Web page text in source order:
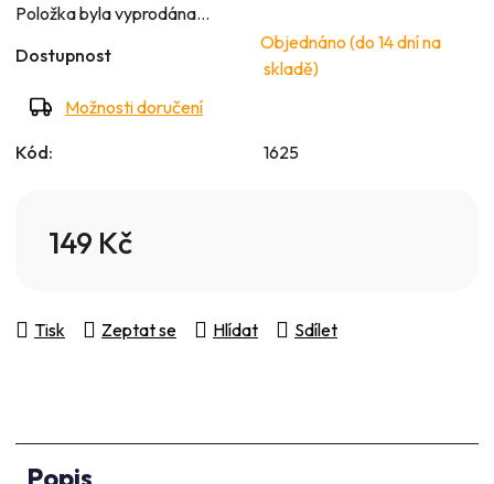
Položka byla vyprodána…
Dostupnost
Objednáno (do 14 dní na
skladě)
Možnosti doručení
Kód: 1625
149 Kč
Tisk Zeptat se Hlídat Sdílet
hvězdiček.
Popis